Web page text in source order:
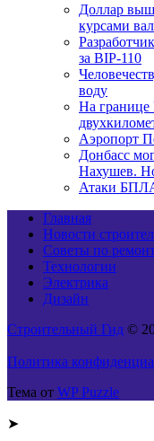
Доллар
курсами
за BIP-110
воду
На границе
Аэропорт
Донбасс
Нахушев.
Атаки
Главная
Новости
Советы по
Технологии
Электрика
Дизайн
Строительный Гид ©
Политика
Тема от WP Puzzle
➤